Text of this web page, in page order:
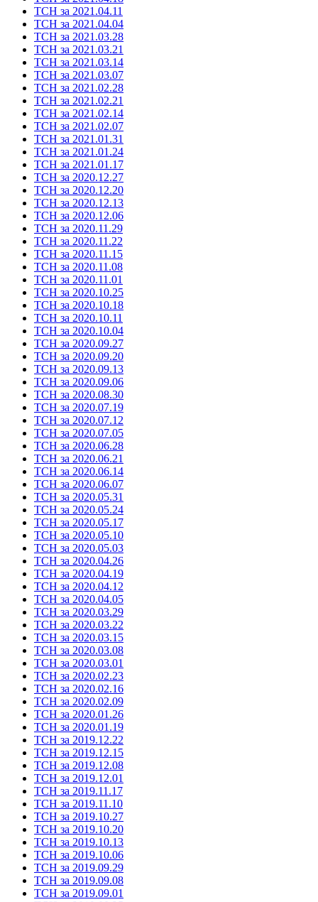
ТСН за 2021.04.11
ТСН за 2021.04.04
ТСН за 2021.03.28
ТСН за 2021.03.21
ТСН за 2021.03.14
ТСН за 2021.03.07
ТСН за 2021.02.28
ТСН за 2021.02.21
ТСН за 2021.02.14
ТСН за 2021.02.07
ТСН за 2021.01.31
ТСН за 2021.01.24
ТСН за 2021.01.17
ТСН за 2020.12.27
ТСН за 2020.12.20
ТСН за 2020.12.13
ТСН за 2020.12.06
ТСН за 2020.11.29
ТСН за 2020.11.22
ТСН за 2020.11.15
ТСН за 2020.11.08
ТСН за 2020.11.01
ТСН за 2020.10.25
ТСН за 2020.10.18
ТСН за 2020.10.11
ТСН за 2020.10.04
ТСН за 2020.09.27
ТСН за 2020.09.20
ТСН за 2020.09.13
ТСН за 2020.09.06
ТСН за 2020.08.30
ТСН за 2020.07.19
ТСН за 2020.07.12
ТСН за 2020.07.05
ТСН за 2020.06.28
ТСН за 2020.06.21
ТСН за 2020.06.14
ТСН за 2020.06.07
ТСН за 2020.05.31
ТСН за 2020.05.24
ТСН за 2020.05.17
ТСН за 2020.05.10
ТСН за 2020.05.03
ТСН за 2020.04.26
ТСН за 2020.04.19
ТСН за 2020.04.12
ТСН за 2020.04.05
ТСН за 2020.03.29
ТСН за 2020.03.22
ТСН за 2020.03.15
ТСН за 2020.03.08
ТСН за 2020.03.01
ТСН за 2020.02.23
ТСН за 2020.02.16
ТСН за 2020.02.09
ТСН за 2020.01.26
ТСН за 2020.01.19
ТСН за 2019.12.22
ТСН за 2019.12.15
ТСН за 2019.12.08
ТСН за 2019.12.01
ТСН за 2019.11.17
ТСН за 2019.11.10
ТСН за 2019.10.27
ТСН за 2019.10.20
ТСН за 2019.10.13
ТСН за 2019.10.06
ТСН за 2019.09.29
ТСН за 2019.09.08
ТСН за 2019.09.01